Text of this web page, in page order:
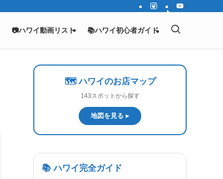
📷ハワイ動画リスト 📚ハワイ初心者ガイド
🗺️ ハワイのお店マップ
143スポットから探す
地図を見る ▸
📚 ハワイ完全ガイド